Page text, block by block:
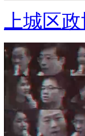
上城区